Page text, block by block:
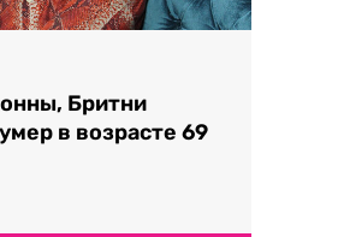
Бритни
в возрасте 69